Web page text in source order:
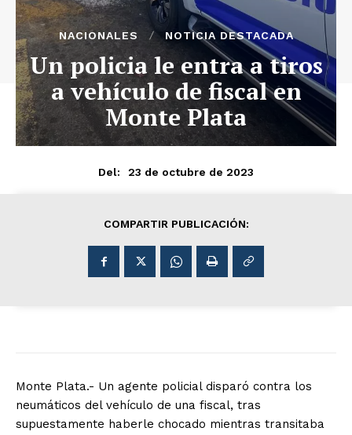
NACIONALES NOTICIA DESTACADA
Un policia le entra a tiros
a vehículo de fiscal en
Monte Plata
Del: 23 de octubre de 2023
COMPARTIR PUBLICACIÓN:
Monte Plata.- Un agente policial disparó contra los
neumáticos del vehículo de una fiscal, tras
supuestamente haberle chocado mientras transitaba